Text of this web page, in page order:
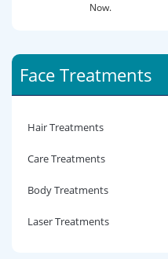
Now.
Face Treatments
Hair Treatments
Care Treatments
Body Treatments
Laser Treatments